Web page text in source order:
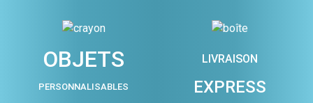
OBJETS
PERSONNALISABLES
LIVRAISON
EXPRESS